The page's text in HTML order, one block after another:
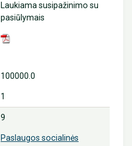
Laukiama susipažinimo su
pasiūlymais
100000.0
1
9
Paslaugos socialinės